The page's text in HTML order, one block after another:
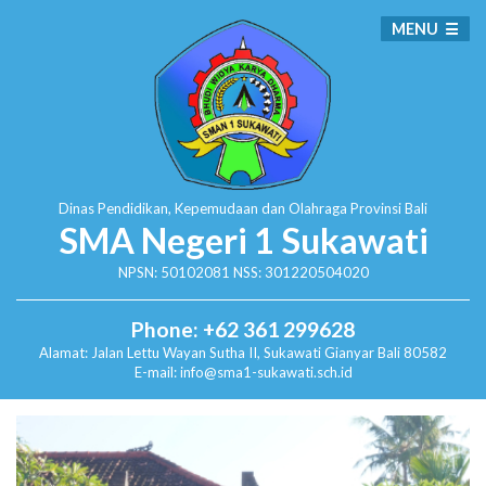
Dinas Pendidikan, Kepemudaan dan Olahraga Provinsi Bali
SMA Negeri 1 Sukawati
NPSN: 50102081 NSS: 301220504020
Phone: +62 361 299628
Alamat: Jalan Lettu Wayan Sutha II, SukawatiGianyar Bali 80582
E-mail: info@sma1-sukawati.sch.id
MENU